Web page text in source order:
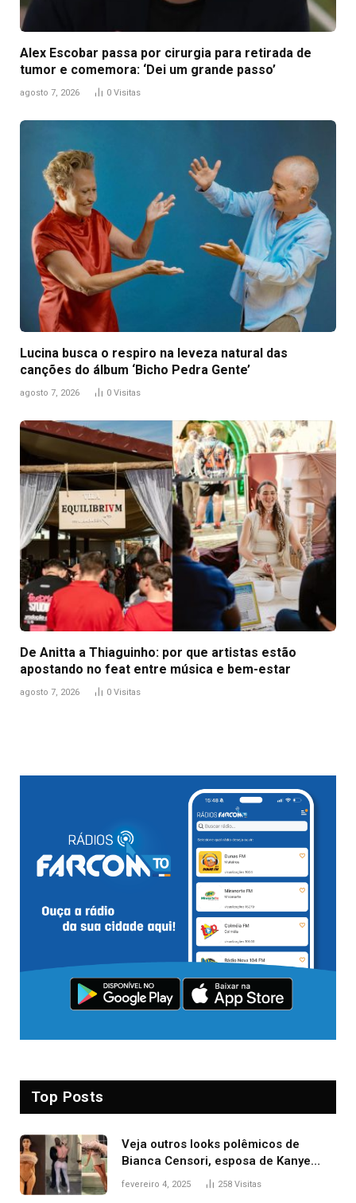
Alex Escobar passa por cirurgia para retirada de
tumor e comemora: ‘Dei um grande passo’
agosto 7, 2026 0 Visitas
Lucina busca o respiro na leveza natural das
canções do álbum ‘Bicho Pedra Gente’
agosto 7, 2026 0 Visitas
De Anitta a Thiaguinho: por que artistas estão
apostando no feat entre música e bem-estar
agosto 7, 2026 0 Visitas
Top Posts
Veja outros looks polêmicos de
Bianca Censori, esposa de Kanye
West que apareceu nua no Grammy
fevereiro 4, 2025 258 Visitas